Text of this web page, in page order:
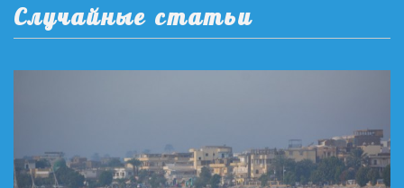
Случайные статьи